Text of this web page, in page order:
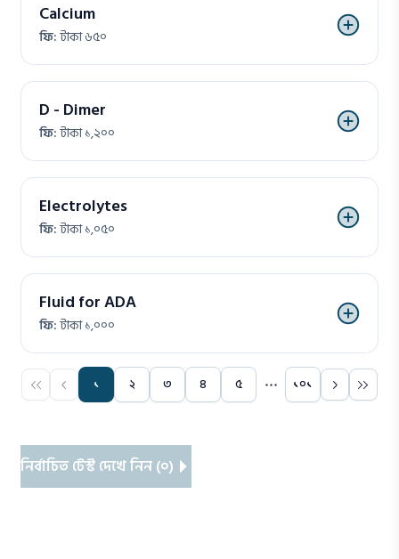
Calcium
ফি:টাকা ৬৫০
D - Dimer
ফি:টাকা ১,২০০
Electrolytes
ফি:টাকা ১,০৫০
Fluid for ADA
ফি:টাকা ১,০০০
১ ২ ৩ ৪ ৫ ১০১
নির্বাচিত টেস্ট দেখে নিন (০)